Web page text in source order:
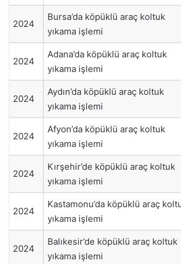
2024
Bursa’da köpüklü araç koltuk
yıkama işlemi
2024
Adana’da köpüklü araç koltuk
yıkama işlemi
2024
Aydın’da köpüklü araç koltuk
yıkama işlemi
2024
Afyon’da köpüklü araç koltuk
yıkama işlemi
2024
Kırşehir’de köpüklü araç koltuk
yıkama işlemi
2024
Kastamonu’da köpüklü araç
yıkama işlemi
2024
Balıkesir’de köpüklü araç koltuk
yıkama işlemi